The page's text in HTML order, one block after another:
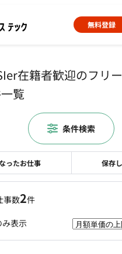
無料登録
在籍者歓迎のフリ
覧
事数2件
表示
ったお仕事 保存
条件検索